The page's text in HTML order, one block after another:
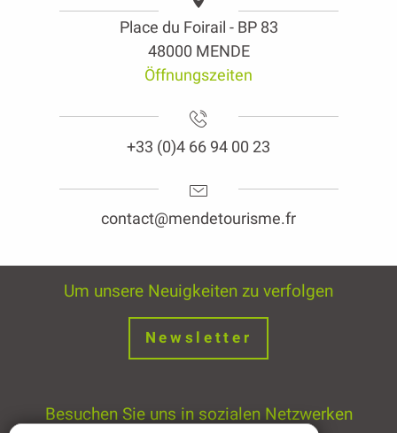
Place du Foirail - BP 83
48000 MENDE
Öffnungszeiten
+33 (0)4 66 94 00 23
contact@mendetourisme.fr
Um unsere Neuigkeiten zu verfolgen
Newsletter
Besuchen Sie uns in sozialen Netzwerken